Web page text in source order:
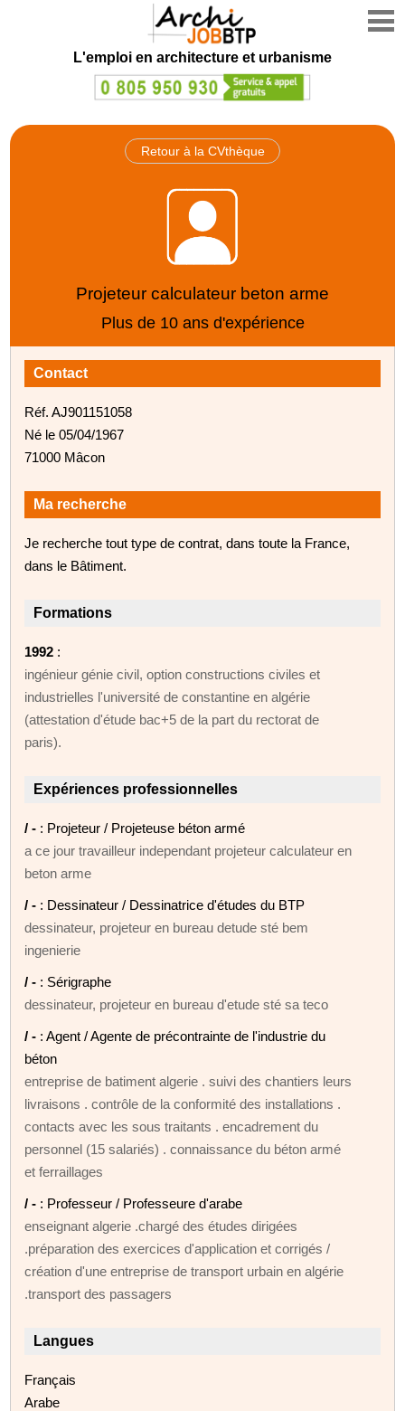
L'emploi en architecture et urbanisme
Retour à la CVthèque
Projeteur calculateur beton arme
Plus de 10 ans d'expérience
Contact
Réf. AJ901151058
Né le 05/04/1967
71000 Mâcon
Ma recherche
Je recherche tout type de contrat, dans toute la France,
dans le Bâtiment.
Formations
1992 :
ingénieur génie civil, option constructions civiles et
industrielles l'université de constantine en algérie
(attestation d'étude bac+5 de la part du rectorat de
paris).
Expériences professionnelles
/ - : Projeteur / Projeteuse béton armé
a ce jour travailleur independant projeteur calculateur en
beton arme
/ - : Dessinateur / Dessinatrice d'études du BTP
dessinateur, projeteur en bureau detude sté bem
ingenierie
/ - : Sérigraphe
dessinateur, projeteur en bureau d'etude sté sa teco
/ - : Agent / Agente de précontrainte de l'industrie du
béton
entreprise de batiment algerie . suivi des chantiers leurs
livraisons . contrôle de la conformité des installations .
contacts avec les sous traitants . encadrement du
personnel (15 salariés) . connaissance du béton armé
et ferraillages
/ - : Professeur / Professeure d'arabe
enseignant algerie .chargé des études dirigées
.préparation des exercices d'application et corrigés /
création d'une entreprise de transport urbain en algérie
.transport des passagers
Langues
Français
Arabe